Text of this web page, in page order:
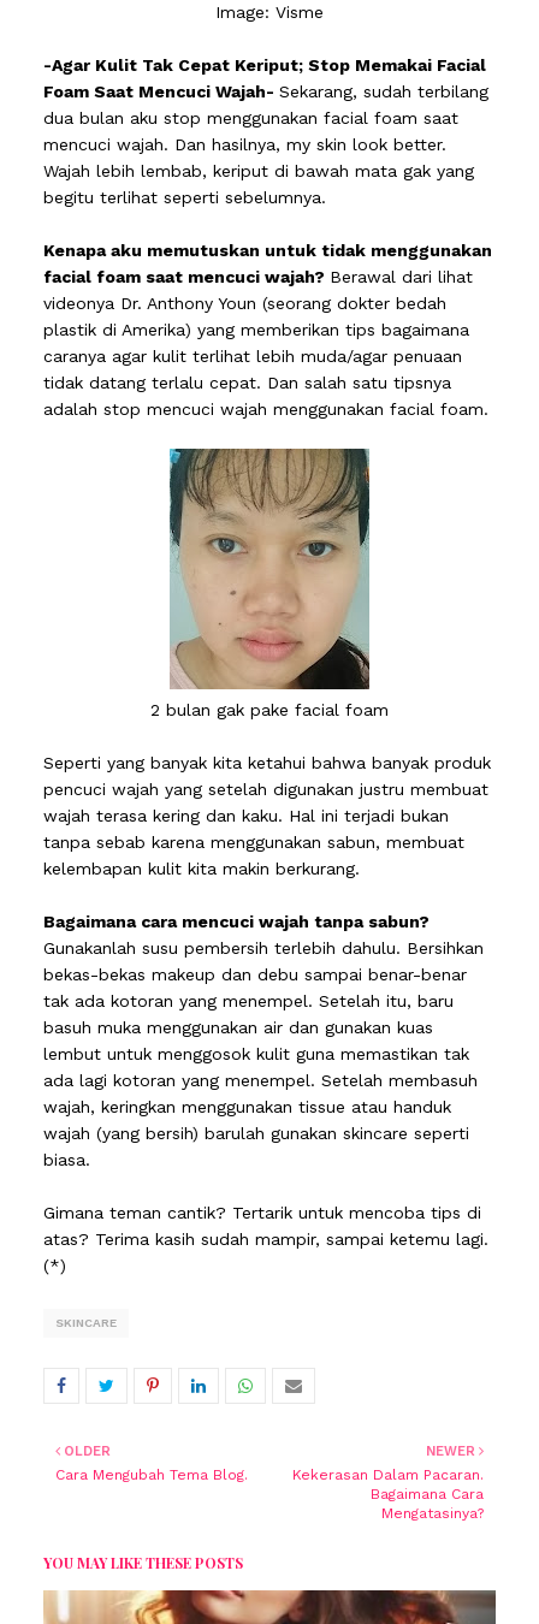
Image: Visme
-Agar Kulit Tak Cepat Keriput; Stop Memakai Facial
Foam Saat Mencuci Wajah- Sekarang, sudah terbilang
dua bulan aku stop menggunakan facial foam saat
mencuci wajah. Dan hasilnya, my skin look better.
Wajah lebih lembab, keriput di bawah mata gak yang
begitu terlihat seperti sebelumnya.
Kenapa aku memutuskan untuk tidak menggunakan
facial foam saat mencuci wajah? Berawal dari lihat
videonya Dr. Anthony Youn (seorang dokter bedah
plastik di Amerika) yang memberikan tips bagaimana
caranya agar kulit terlihat lebih muda/agar penuaan
tidak datang terlalu cepat. Dan salah satu tipsnya
adalah stop mencuci wajah menggunakan facial foam.
2 bulan gak pake facial foam
Seperti yang banyak kita ketahui bahwa banyak produk
pencuci wajah yang setelah digunakan justru membuat
wajah terasa kering dan kaku. Hal ini terjadi bukan
tanpa sebab karena menggunakan sabun, membuat
kelembapan kulit kita makin berkurang.
Bagaimana cara mencuci wajah tanpa sabun?
Gunakanlah susu pembersih terlebih dahulu. Bersihkan
bekas-bekas makeup dan debu sampai benar-benar
tak ada kotoran yang menempel. Setelah itu, baru
basuh muka menggunakan air dan gunakan kuas
lembut untuk menggosok kulit guna memastikan tak
ada lagi kotoran yang menempel. Setelah membasuh
wajah, keringkan menggunakan tissue atau handuk
wajah (yang bersih) barulah gunakan skincare seperti
biasa.
Gimana teman cantik? Tertarik untuk mencoba tips di
atas? Terima kasih sudah mampir, sampai ketemu lagi.
(*)
SKINCARE
NEWER
Kekerasan Dalam Pacaran.
Bagaimana Cara
Mengatasinya?
OLDER
Cara Mengubah Tema Blog.
YOU MAY LIKE THESE POSTS